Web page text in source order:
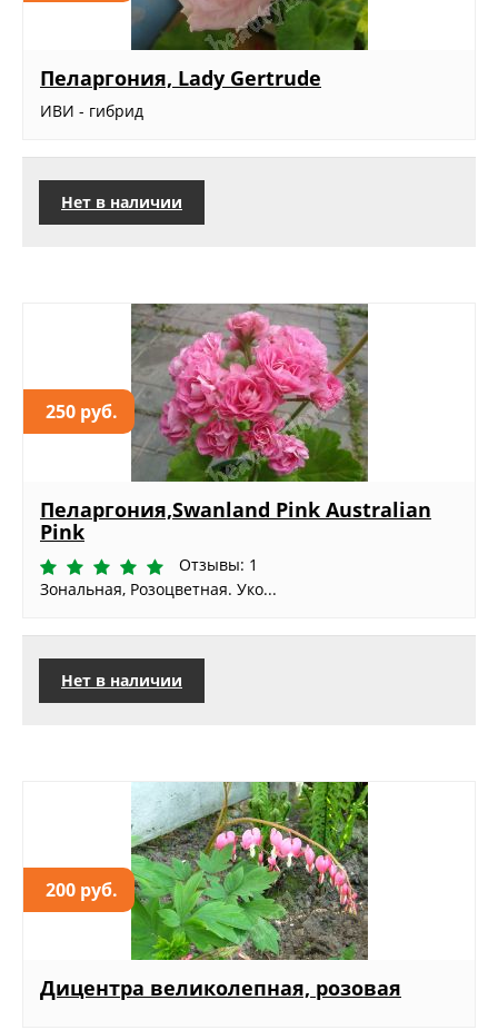
Пеларгония, Lady Gertrude
ИВИ - гибрид
Нет в наличии
250 руб.
Пеларгония,Swanland Pink Australian
Pink
Отзывы: 1
Зональная, Розоцветная. Уко...
Нет в наличии
200 руб.
Дицентра великолепная, розовая